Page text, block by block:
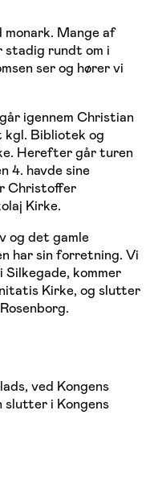
Mange af
stadig rundt om i
ser og hører vi
igennem Christian
kgl. Bibliotek og
Herefter går turen
4. havde sine
Christoffer
Kirke.
og det gamle
har sin forretning. Vi
Silkegade, kommer
Kirke, og slutter
ved Kongens
slutter i Kongens